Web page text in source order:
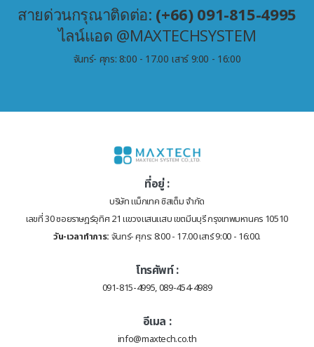
สายด่วนกรุณาติดต่อ: (+66) 091-815-4995
ไลน์แอด @MAXTECHSYSTEM
จันทร์- ศุกร: 8:00 - 17.00 เสาร์ 9:00 - 16:00
ที่อยู่ :
บริษัท แม็กเทค ซิสเต็ม จำกัด
เลขที่ 30 ซอยราษฎร์อุทิศ 21 แขวงแสนแสบ เขตมีนบุรี กรุงเทพมหานคร 10510
วัน-เวลาทำการ: จันทร์- ศุกร: 8:00 - 17.00 เสาร์ 9:00 - 16:00.
โทรศัพท์ :
091-815-4995, 089-454-4989
อีเมล :
info@maxtech.co.th